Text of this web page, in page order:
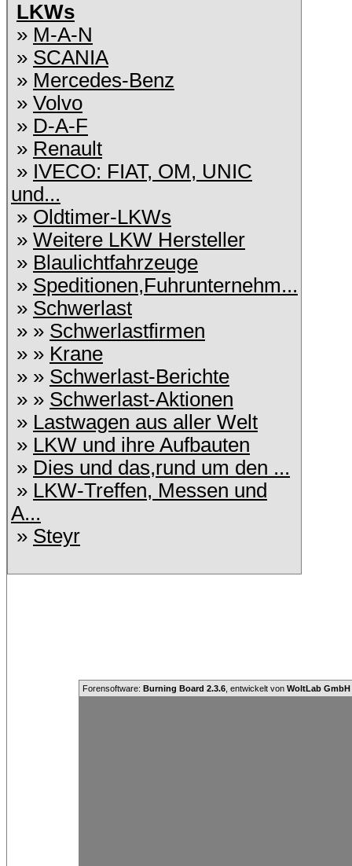
LKWs
» M-A-N
» SCANIA
» Mercedes-Benz
» Volvo
» D-A-F
» Renault
» IVECO: FIAT, OM, UNIC
und...
» Oldtimer-LKWs
» Weitere LKW Hersteller
» Blaulichtfahrzeuge
» Speditionen,Fuhrunternehm...
» Schwerlast
» » Schwerlastfirmen
» » Krane
» » Schwerlast-Berichte
» » Schwerlast-Aktionen
» Lastwagen aus aller Welt
» LKW und ihre Aufbauten
» Dies und das,rund um den ...
» LKW-Treffen, Messen und
A...
» Steyr
Forensoftware: Burning Board 2.3.6, entwickelt von WoltLab GmbH